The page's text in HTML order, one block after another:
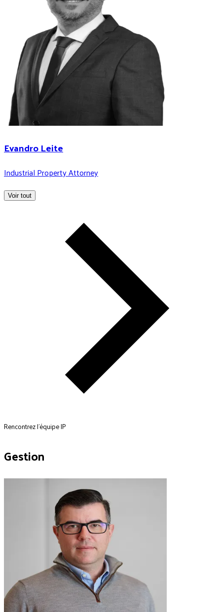
Evandro Leite
Industrial Property Attorney
Voir tout
Rencontrez l'équipe IP
Gestion